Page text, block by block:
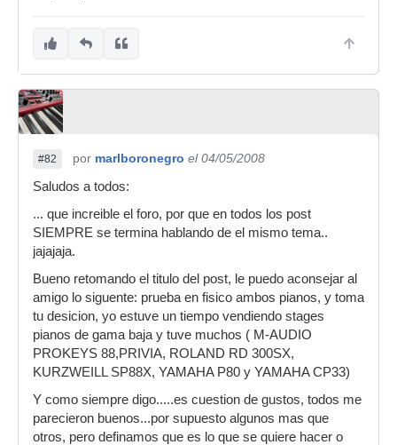
#82 por marlboronegro el 04/05/2008
Saludos a todos:
... que increible el foro, por que en todos los post
SIEMPRE se termina hablando de el mismo tema..
jajajaja.
Bueno retomando el titulo del post, le puedo aconsejar al
amigo lo siguente: prueba en fisico ambos pianos, y toma
tu desicion, yo estuve un tiempo vendiendo stages
pianos de gama baja y tuve muchos ( M-AUDIO
PROKEYS 88,PRIVIA, ROLAND RD 300SX,
KURZWEILL SP88X, YAMAHA P80 y YAMAHA CP33)
Y como siempre digo.....es cuestion de gustos, todos me
parecieron buenos...por supuesto algunos mas que
otros, pero definamos que es lo que se quiere hacer o